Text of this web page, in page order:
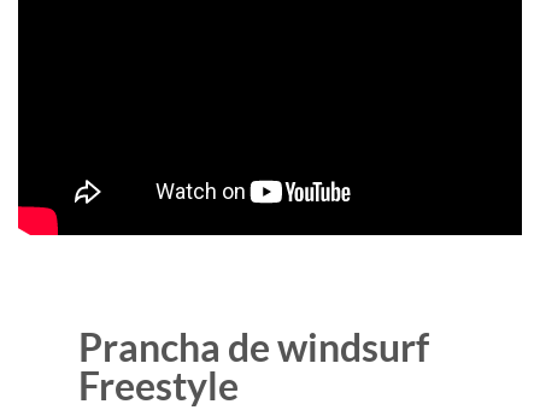
Prancha de windsurf
Freestyle